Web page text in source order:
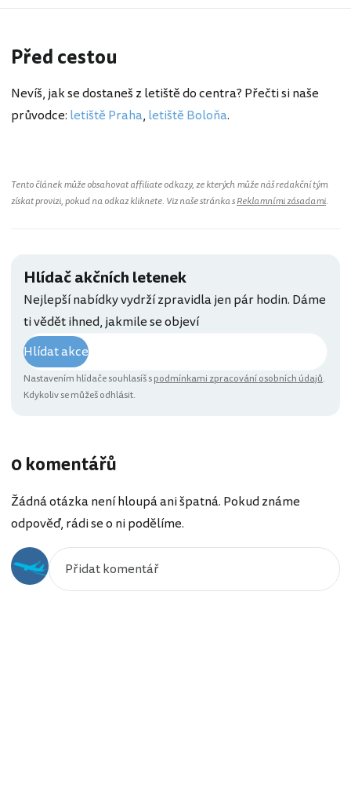
Před cestou
Nevíš, jak se dostaneš z letiště do centra? Přečti si naše
průvodce: letiště Praha, letiště Boloňa.
Tento článek může obsahovat affiliate odkazy, ze kterých může náš redakční tým
získat provizi, pokud na odkaz kliknete. Viz naše stránka sReklamními zásadami.
Hlídač akčních letenek
Nejlepší nabídky vydrží zpravidla jen pár hodin. Dáme
ti vědět ihned, jakmile se objeví
Hlídat akce
Nastavením hlídače souhlasíš spodmínkami zpracování osobních údajů.
Kdykoliv se můžeš odhlásit.
0 komentářů
Žádná otázka není hloupá ani špatná. Pokud známe
odpověď, rádi se o ni podělíme.